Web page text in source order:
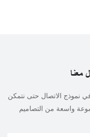
معنا
نموذج الاتصال حتى نتمكن
واسعة من التصاميم